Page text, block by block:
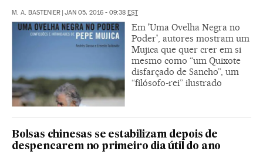
M. A. BASTENIER | JAN 05, 2016 - 09:38 EST
Em 'Uma Ovelha Negra no
Poder', autores mostram um
Mujica que quer crer em si
mesmo como “um Quixote
disfarçado de Sancho”, um
“filósofo-rei” ilustrado
Bolsas chinesas se estabilizam depois de
despencarem no primeiro dia útil do ano